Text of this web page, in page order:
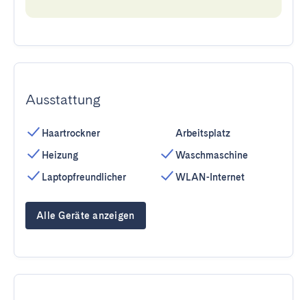
Ausstattung
Haartrockner
Heizung
Laptopfreundlicher
Arbeitsplatz
Waschmaschine
WLAN-Internet
Alle Geräte anzeigen